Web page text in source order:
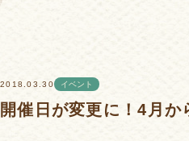
2018.03.30 イベント
開催日が変更に！4月か